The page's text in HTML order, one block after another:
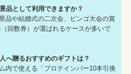
品として利用できますか？
品や結婚式の二次会、ビンゴ大会の賞
回数券）が選ばれるケースが多いで
へ贈るおすすめのギフトは？
内で使える「プロテインバー10本引換